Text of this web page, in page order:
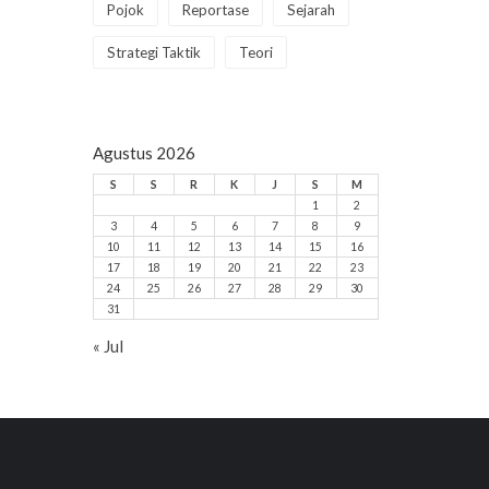
Pojok Reportase Sejarah
Strategi Taktik Teori
Agustus 2026
S S R K J S
M
1
2
3
4 5 6 7 8
9
10
11 12 13 14 15
16
17
18 19 20 21 22
23
24
25 26 27 28 29
30
31
« Jul